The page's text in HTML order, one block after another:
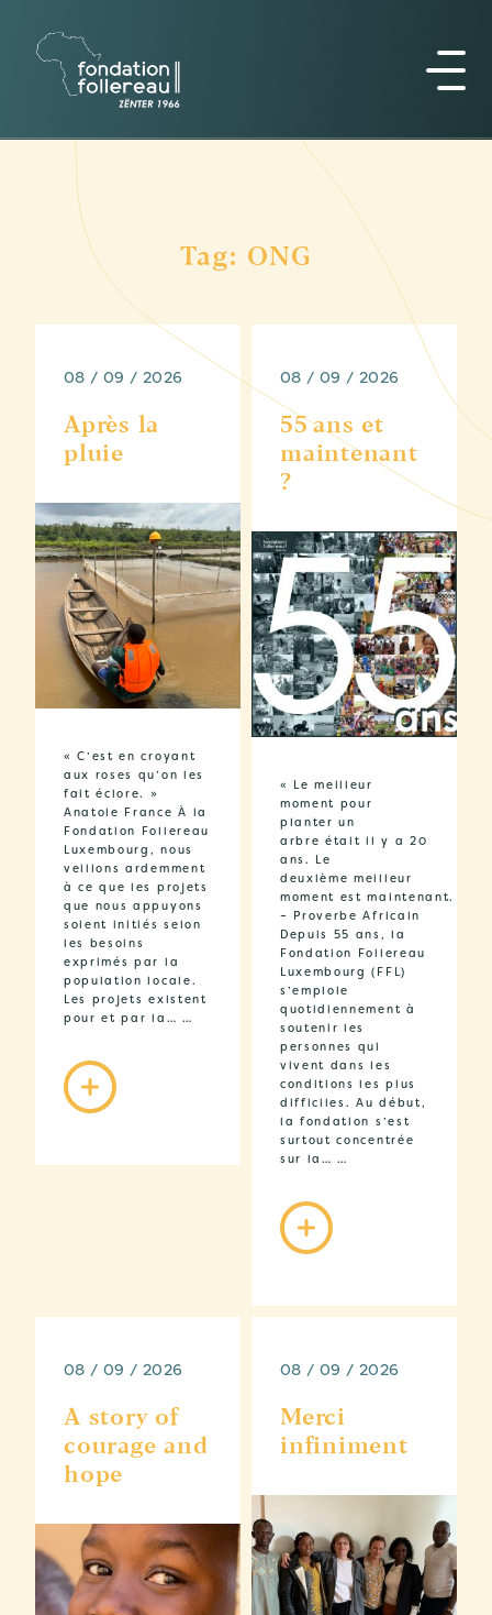
Tag: ONG
08 / 09 / 2026
Après la
pluie
« C’est en croyant
aux roses qu’on les
fait éclore. »
Anatole France À la
Fondation Follereau
Luxembourg, nous
veillons ardemment
à ce que les projets
que nous appuyons
soient initiés selon
les besoins
exprimés par la
population locale.
Les projets existent
pour et par la… …
08 / 09 / 2026
55 ans et
maintenant
?
« Le meilleur
moment pour
planter un
arbre était il y a 20
ans. Le
deuxième meilleur
moment est maintenant. »
– Proverbe Africain
Depuis 55 ans, la
Fondation Follereau
Luxembourg (FFL)
s’emploie
quotidiennement à
soutenir les
personnes qui
vivent dans les
conditions les plus
difficiles. Au début,
la fondation s’est
surtout concentrée
sur la… …
08 / 09 / 2026
A story of
courage and
hope
08 / 09 / 2026
Merci
infiniment